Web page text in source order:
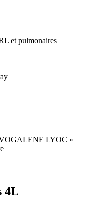
et pulmonaires
VOGALENE LYOC »
4L